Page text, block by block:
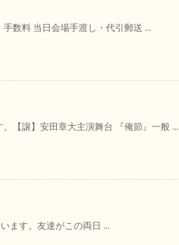
数料 当日会場手渡し・代引郵送 ...
【譲】安田章大主演舞台 『俺節』一般 ...
ます。友達がこの両日 ...